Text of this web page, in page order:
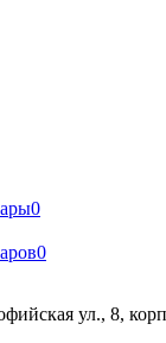
0
0
ул., 8,